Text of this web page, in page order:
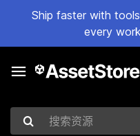
Ship faster with
every
搜索资源